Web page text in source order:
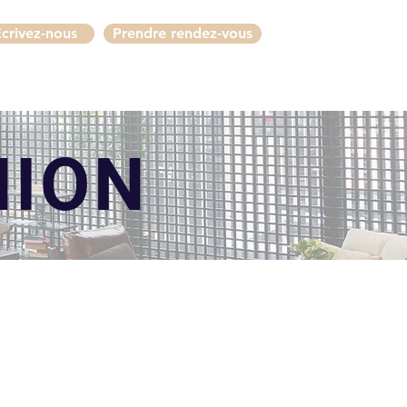
nous Prendre rendez-vous